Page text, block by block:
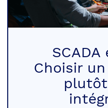
SCADA
Choisir